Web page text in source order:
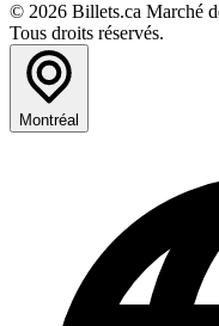
© 2026 Billets.ca Marché
Tous droits réservés.
Montréal